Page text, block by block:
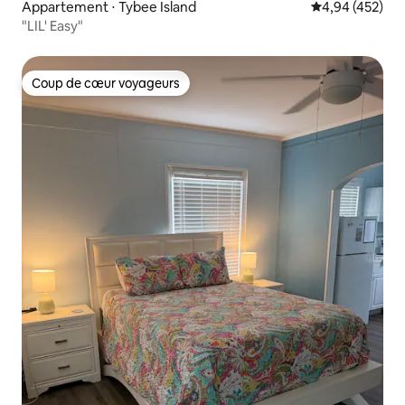
Appartement ⋅ Tybee Island Évaluation
4,94 (452)
"LIL' Easy"
Coup de cœur voyageurs
Coup de cœur voyageurs